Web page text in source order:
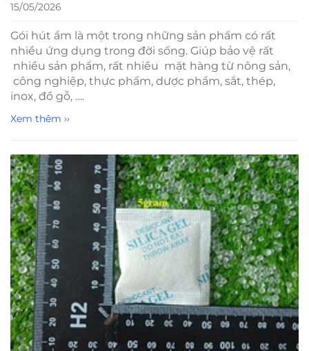
15/05/2026
Gói hút ẩm là một trong những sản phẩm có rất
nhiều ứng dụng trong đời sống. Giúp bảo vệ rất
nhiều sản phẩm, rất nhiều mặt hàng từ nông sản,
công nghiệp, thực phẩm, dược phẩm, sắt, thép,
inox, đồ gỗ, ….
Xem thêm ››